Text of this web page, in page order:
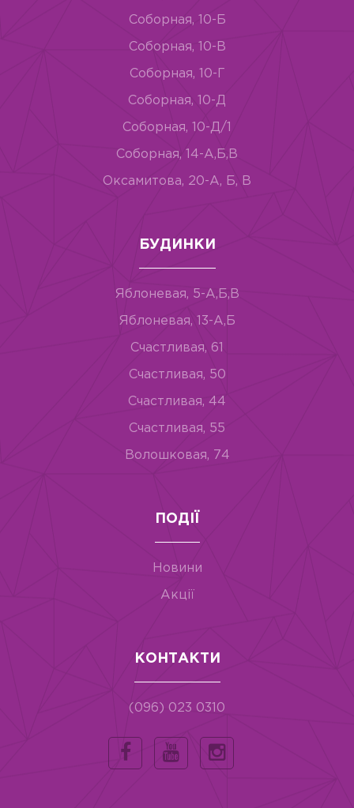
Соборная, 10-Б
Соборная, 10-В
Соборная, 10-Г
Соборная, 10-Д
Соборная, 10-Д/1
Соборная, 14-А,Б,В
Оксамитова, 20-А, Б, В
БУДИНКИ
Яблоневая, 5-А,Б,В
Яблоневая, 13-А,Б
Счастливая, 61
Счастливая, 50
Счастливая, 44
Счастливая, 55
Волошковая, 74
ПОДІЇ
Новини
Акції
КОНТАКТИ
(096) 023 0310